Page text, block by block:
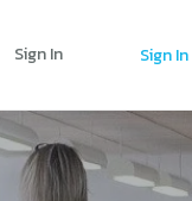
Sign In Sign In